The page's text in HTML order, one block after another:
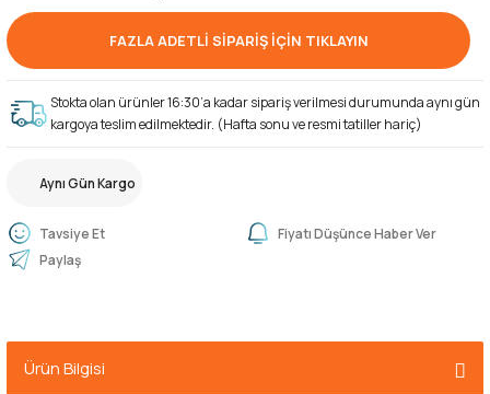
FAZLA ADETLİ SİPARİŞ İÇİN TIKLAYIN
Stokta olan ürünler 16:30’a kadar sipariş verilmesi durumunda aynı gün
kargoya teslim edilmektedir. (Hafta sonu ve resmi tatiller hariç)
Aynı Gün Kargo
Tavsiye Et
Fiyatı Düşünce Haber Ver
Paylaş
Ürün Bilgisi